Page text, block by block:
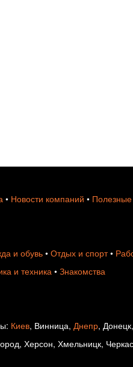
• Новости компаний • Полезные
и обувь • Отдых и спорт•
и техника • Знакомства
Киев, Винница, Днепр,
Херсон, Хмельницк,